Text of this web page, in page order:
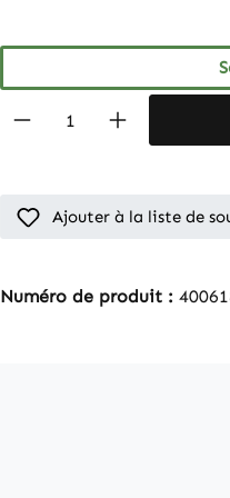
Produkt Anzahl:
Ajouter à la liste de
Numéro de produit :